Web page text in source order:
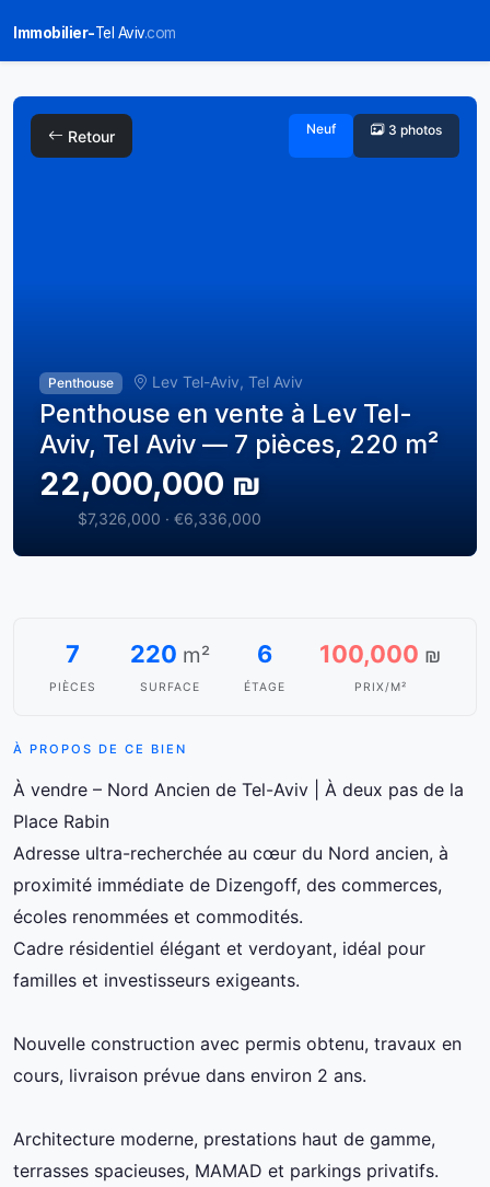
Immobilier-Tel Aviv.com
Retour Neuf 3 photos
Penthouse Lev Tel-Aviv, Tel Aviv
Penthouse en vente à Lev Tel-
Aviv, Tel Aviv — 7 pièces, 220 m²
22,000,000 ₪
$7,326,000 · €6,336,000
7
PIÈCES
220 m²
SURFACE
6
ÉTAGE
100,000 ₪
PRIX/M²
À PROPOS DE CE BIEN
À vendre – Nord Ancien de Tel-Aviv | À deux pas de la
Place Rabin
Adresse ultra-recherchée au cœur du Nord ancien, à
proximité immédiate de Dizengoff, des commerces,
écoles renommées et commodités.
Cadre résidentiel élégant et verdoyant, idéal pour
familles et investisseurs exigeants.
Nouvelle construction avec permis obtenu, travaux en
cours, livraison prévue dans environ 2 ans.
Architecture moderne, prestations haut de gamme,
terrasses spacieuses, MAMAD et parkings privatifs.